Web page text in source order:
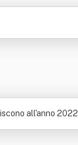
all'anno